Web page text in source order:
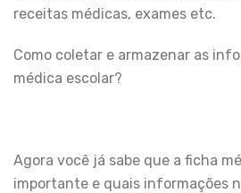
receitas médicas, exames etc.
Como coletar e armazenar as
médica escolar?
Agora você já sabe que a ficha
importante e quais informações